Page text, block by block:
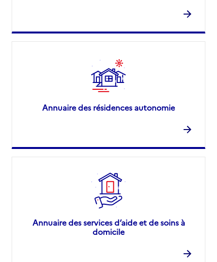
Annuaire des résidences autonomie
Annuaire des services d’aide et de soins à
domicile